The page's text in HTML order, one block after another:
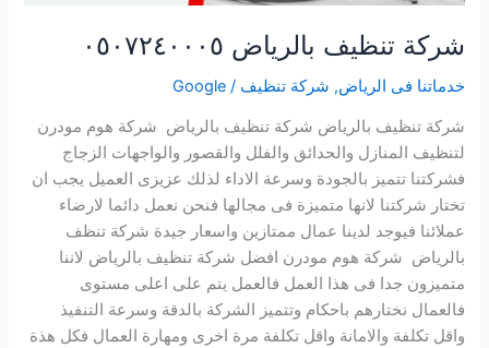
شركة تنظيف بالرياض ٠٥٠٧٢٤٠٠٠٥
خدماتنا فى الرياض,شركة تنظيف/
Google
شركة تنظيف بالرياض شركة تنظيف بالرياض شركة هوم مودرن
لتنظيف المنازل والحدائق والفلل والقصور والواجهات الزجاج
فشركتنا تتميز بالجودة وسرعة الاداء لذلك عزيزى العميل يجب ان
تختار شركتنا لانها متميزة فى مجالها فنحن نعمل دائما لارضاء
عملائنا فيوجد لدينا عمال ممتازين واسعار جيدة شركة تنظف
بالرياض شركة هوم مودرن افضل شركة تنظيف بالرياض لاننا
متميزون جدا فى هذا العمل فالعمل يتم على اعلى مستوى
فالعمال نختارهم باحكام وتتميز الشركة بالدقة وسرعة التنفيذ
واقل تكلفة والامانة واقل تكلفة مرة اخرى ومهارة العمال فكل هذة